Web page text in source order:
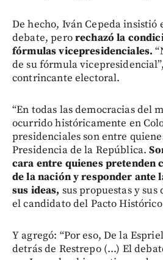
De hecho, Iván Cepeda insistió
debate, perorechazó la
fórmulas vicepresidenciales.
de su fórmula
contrincante electoral.
“En todas las democracias del
ocurrido históricamente en
presidenciales son entre
Presidencia de la República.
cara entre quienes pretenden
de la nación y responder ante
sus ideas, sus propuestas y sus
el candidato del Pacto
Y agregó: “Por eso, De la
detrás de Restrepo (...) El